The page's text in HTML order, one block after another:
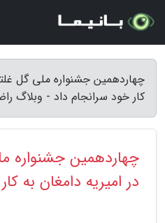
چهاردهمین جشنواره ملی گل
کار خود سرانجام داد - وبلاگ
چهاردهمین جشنواره
در امیریه دامغان به